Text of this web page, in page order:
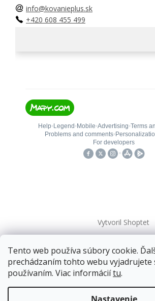
Tento web používa súbory cookie.
prechádzaním tohto webu vyjadrujete
používaním. Viac informáciítu.
Doprava zadarmopre balíkové
nad120 EUR*.
info@kovanieplus.sk
+420 608 455 499
Vytvoril Shoptet
Copyright 2026kovanieplus. Všetky